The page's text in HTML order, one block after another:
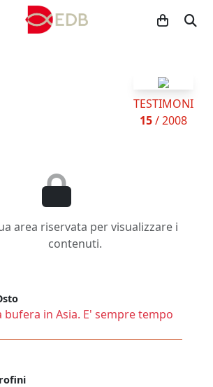
TESTIMONI
15/ 2008
area riservata per visualizzare i
contenuti.
bufera in Asia. E' sempre tempo